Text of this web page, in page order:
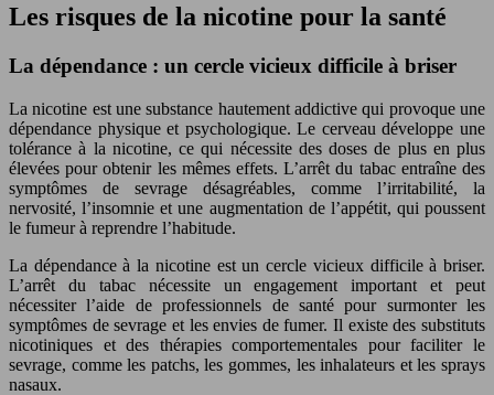
Les risques de la nicotine pour la santé
La dépendance : un cercle vicieux difficile à briser
La nicotine est une substance hautement addictive qui provoque une
dépendance physique et psychologique. Le cerveau développe une
tolérance à la nicotine, ce qui nécessite des doses de plus en plus
élevées pour obtenir les mêmes effets. L’arrêt du tabac entraîne des
symptômes de sevrage désagréables, comme l’irritabilité, la
nervosité, l’insomnie et une augmentation de l’appétit, qui poussent
le fumeur à reprendre l’habitude.
La dépendance à la nicotine est un cercle vicieux difficile à briser.
L’arrêt du tabac nécessite un engagement important et peut
nécessiter l’aide de professionnels de santé pour surmonter les
symptômes de sevrage et les envies de fumer. Il existe des substituts
nicotiniques et des thérapies comportementales pour faciliter le
sevrage, comme les patchs, les gommes, les inhalateurs et les sprays
nasaux.